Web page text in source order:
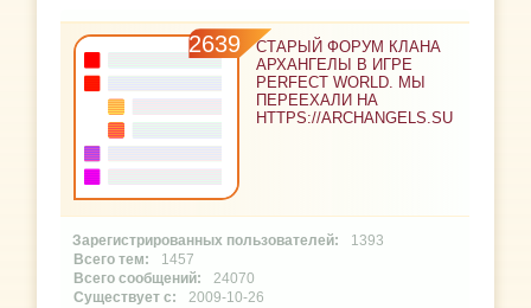
2639
СТАРЫЙ ФОРУМ КЛАНА
АРХАНГЕЛЫ В ИГРЕ
PERFECT WORLD. МЫ
ПЕРЕЕХАЛИ НА
HTTPS://ARCHANGELS.SU
1393
1457
24070
2009-10-26